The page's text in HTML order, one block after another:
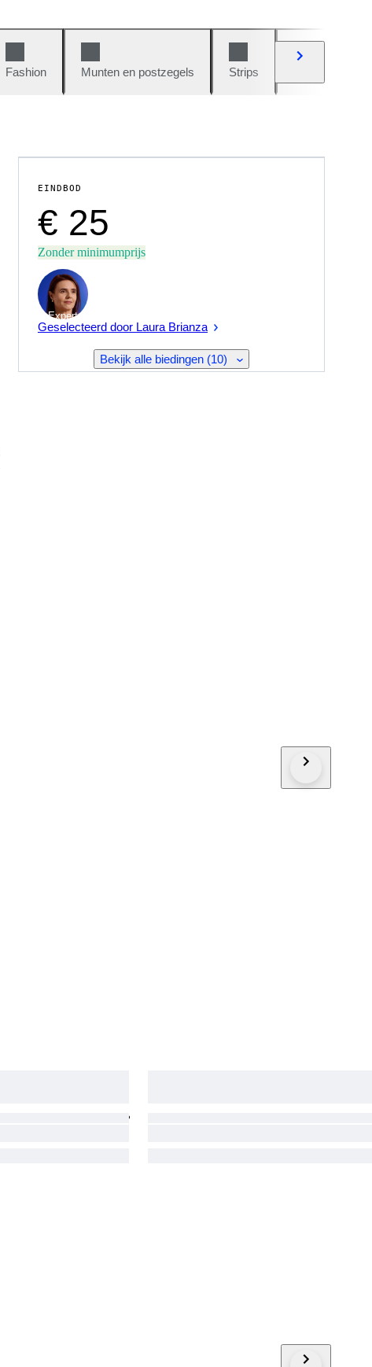
Fashion Munten en postzegels Strips
EINDBOD
€ 25
Zonder minimumprijs
Expert
Geselecteerd door Laura Brianza
Bekijk alle biedingen (10)